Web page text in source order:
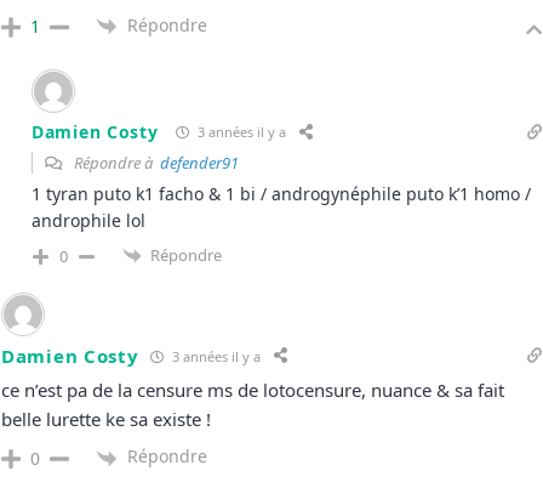
1 Répondre
Damien Costy 3 années il y a
Répondre à defender91
1 tyran puto k1 facho & 1 bi / androgynéphile puto k’1 homo /
androphile lol
0 Répondre
Damien Costy 3 années il y a
ce n’est pa de la censure ms de lotocensure, nuance & sa fait
belle lurette ke sa existe !
0 Répondre